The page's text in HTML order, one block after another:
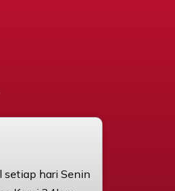
setiap hari Senin